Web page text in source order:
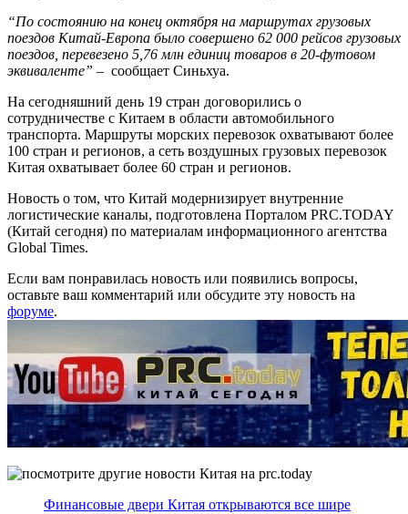
“По состоянию на конец октября на маршрутах грузовых
поездов Китай-Европа было совершено 62 000 рейсов грузовых
поездов, перевезено 5,76 млн единиц товаров в 20-футовом
эквиваленте” – сообщает Синьхуа.
На сегодняшний день 19 стран договорились о
сотрудничестве с Китаем в области автомобильного
транспорта. Маршруты морских перевозок охватывают более
100 стран и регионов, а сеть воздушных грузовых перевозок
Китая охватывает более 60 стран и регионов.
Новость о том, что Китай модернизирует внутренние
логистические каналы, подготовлена Порталом PRC.TODAY
(Китай сегодня) по материалам информационного агентства
Global Times.
Если вам понравилась новость или появились вопросы,
оставьте ваш комментарий или обсудите эту новость на
форуме.
Финансовые двери Китая открываются все шире